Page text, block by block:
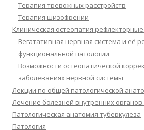
Терапия тревожных расстройств
Терапия шизофрении
Клиническая остеопатия
Вегатативная нервная система и её
функциональной патологии
Возможности остеопатической
заболеваниях нервной системы
Лекции по общей патологической
Лечение болезней внутренних
Патологическая анатомия туберкулеза
Патология